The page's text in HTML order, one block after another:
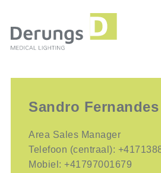
Sandro Fernandes
Area Sales Manager
Telefoon (centraal):
Mobiel: +41797001679